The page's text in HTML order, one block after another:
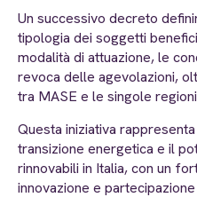
Un successivo decreto
tipologia dei soggetti
modalità di attuazione, le
revoca delle agevolazioni,
tra MASE e le singole
Questa iniziativa
transizione energetica e il
rinnovabili in Italia, con un
innovazione e